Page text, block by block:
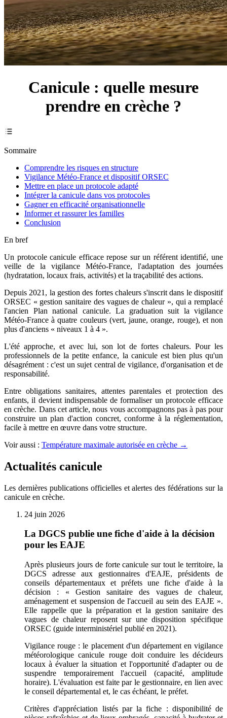
Canicule : quelle mesure
prendre en crèche ?
Sommaire
Comprendre les risques en structure
Vigilance Météo-France et dispositif ORSEC
Mettre en place un protocole adapté
Intégrer la canicule dans vos protocoles
Gagner en efficacité organisationnelle
Informer et rassurer les familles
Conclusion
En bref
Un protocole canicule efficace repose sur un référent identifié, une
veille de la vigilance Météo-France, l'adaptation des journées
(hydratation, locaux frais, activités) et la traçabilité des actions.
Depuis 2021, la gestion des fortes chaleurs s'inscrit dans le dispositif
ORSEC « gestion sanitaire des vagues de chaleur », qui a remplacé
l'ancien Plan national canicule. La graduation suit la vigilance
Météo-France à quatre couleurs (vert, jaune, orange, rouge), et non
plus d'anciens « niveaux 1 à 4 ».
L'été approche, et avec lui, son lot de fortes chaleurs. Pour les
professionnels de la petite enfance, la canicule est bien plus qu'un
désagrément : c'est un sujet central de vigilance, d'organisation et de
responsabilité.
Entre obligations sanitaires, attentes parentales et protection des
enfants, il devient indispensable de formaliser un protocole efficace
en crèche. Dans cet article, nous vous accompagnons pas à pas pour
construire un plan d'action concret, conforme à la réglementation,
facile à mettre en œuvre dans votre structure.
Voir aussi : Température maximale autorisée en crèche →
Actualités canicule
Les dernières publications officielles et alertes des fédérations sur la
canicule en crèche.
24 juin 2026
La DGCS publie une fiche d'aide à la décision
pour les EAJE
Après plusieurs jours de forte canicule sur tout le territoire, la
DGCS adresse aux gestionnaires d'EAJE, présidents de
conseils départementaux et préfets une fiche d'aide à la
décision : « Gestion sanitaire des vagues de chaleur,
aménagement et suspension de l'accueil au sein des EAJE ».
Elle rappelle que la préparation et la gestion sanitaire des
vagues de chaleur reposent sur une disposition spécifique
ORSEC (guide interministériel publié en 2021).
Vigilance rouge : le placement d'un département en vigilance
météorologique canicule rouge doit conduire les décideurs
locaux à évaluer la situation et l'opportunité d'adapter ou de
suspendre temporairement l'accueil (capacité, amplitude
horaire). L'évaluation est faite par le gestionnaire, en lien avec
le conseil départemental et, le cas échéant, le préfet.
Critères d'appréciation listés par la fiche : disponibilité de